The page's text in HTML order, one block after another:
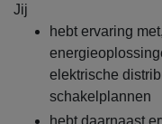
Jij
hebt ervaring
elektrische
schakelplannen